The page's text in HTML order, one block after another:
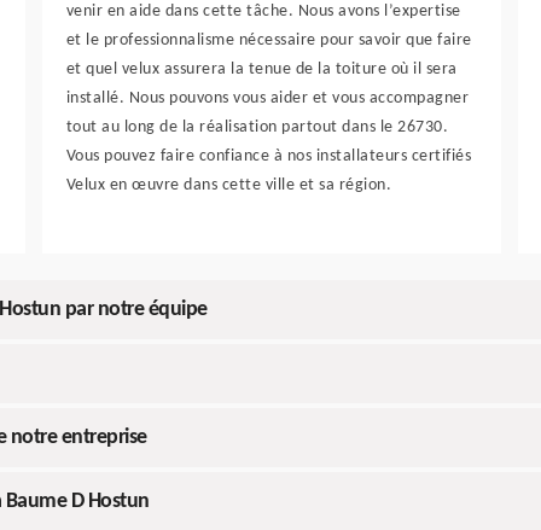
venir en aide dans cette tâche. Nous avons l’expertise
et le professionnalisme nécessaire pour savoir que faire
et quel velux assurera la tenue de la toiture où il sera
installé. Nous pouvons vous aider et vous accompagner
tout au long de la réalisation partout dans le 26730.
Vous pouvez faire confiance à nos installateurs certifiés
Velux en œuvre dans cette ville et sa région.
par notre équipe
notre entreprise
D Hostun